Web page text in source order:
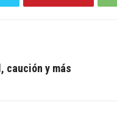
caución y más